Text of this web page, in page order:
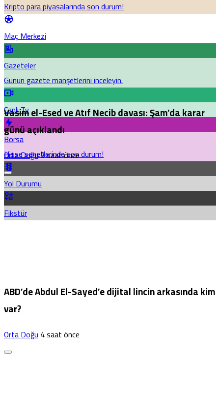
Kripto para piyasalarında son durum!
Maç Merkezi
Gazeteler
Günün gazete manşetlerini inceleyin.
Canlı Tv
Borsa
Hisse senetlerinde son durum!
Yol Durumu
Fikstür
Vasim el-Esed ve Atıf Necib davası: Şam’da karar
günü açıklandı
Orta Doğu3 saat önce
ABD’de Abdul El-Sayed’e dijital lincin arkasında kim
var?
Orta Doğu4 saat önce